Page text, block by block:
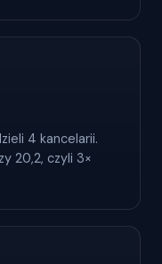
4 kancelarii.
20,2, czyli 3×